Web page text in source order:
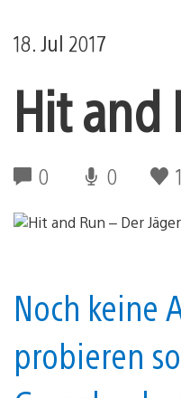
18. Jul 2017
Hit and
0 0 1
Noch keine
probieren